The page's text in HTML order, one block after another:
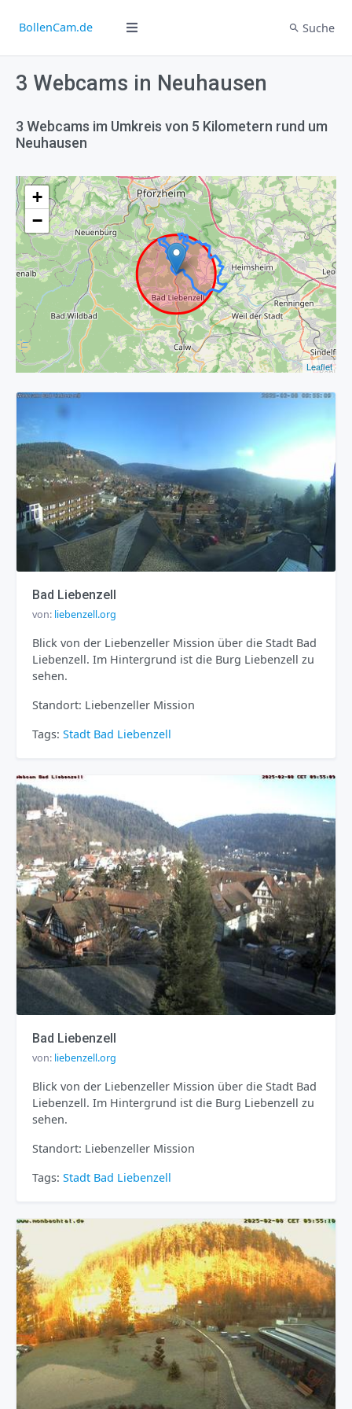
BollenCam.de Suche
3 Webcams in Neuhausen
3 Webcams im Umkreis von 5 Kilometern rund um
Neuhausen
+
−
Leaflet
Bad Liebenzell
von: liebenzell.org
Blick von der Liebenzeller Mission über die Stadt Bad
Liebenzell. Im Hintergrund ist die Burg Liebenzell zu
sehen.
Standort: Liebenzeller Mission
Tags: Stadt Bad Liebenzell
Bad Liebenzell
von: liebenzell.org
Blick von der Liebenzeller Mission über die Stadt Bad
Liebenzell. Im Hintergrund ist die Burg Liebenzell zu
sehen.
Standort: Liebenzeller Mission
Tags: Stadt Bad Liebenzell